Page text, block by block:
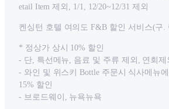
etail Item 제외, 1/1, 12/20~12/31 제외
켄싱턴 호텔 여의도 F&B 할인 서비스(구.
* 정상가 상시 10% 할인
- 단, 특선메뉴, 음료 및 주류 제외, 연회제
- 와인 및 위스키 Bottle 주문시 식사메뉴
15% 할인
- 브로드웨이, 뉴욕뉴욕